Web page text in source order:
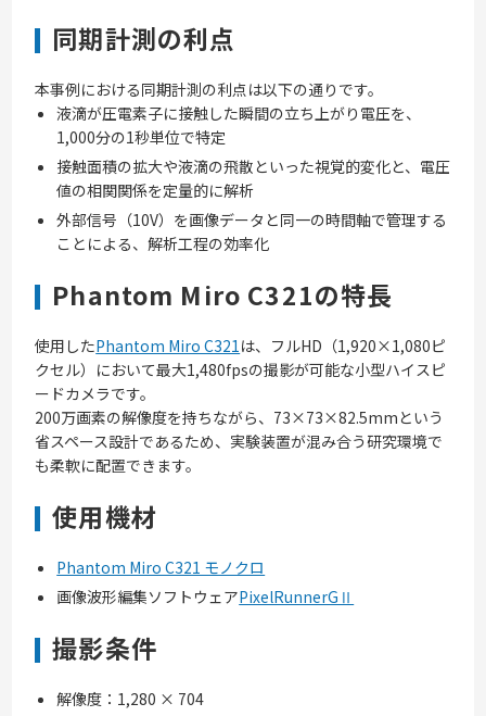
同期計測の利点
本事例における同期計測の利点は以下の通りです。
液滴が圧電素子に接触した瞬間の立ち上がり電圧を、
1,000分の1秒単位で特定
接触面積の拡大や液滴の飛散といった視覚的変化と、電圧
値の相関関係を定量的に解析
外部信号（10V）を画像データと同一の時間軸で管理する
ことによる、解析工程の効率化
Phantom Miro C321の特長
使用したPhantom Miro C321は、フルHD（1,920×1,080ピ
クセル）において最大1,480fpsの撮影が可能な小型ハイスピ
ードカメラです。
200万画素の解像度を持ちながら、73×73×82.5mmという
省スペース設計であるため、実験装置が混み合う研究環境で
も柔軟に配置できます。
使用機材
Phantom Miro C321 モノクロ
画像波形編集ソフトウェアPixelRunnerGⅡ
撮影条件
解像度：1,280 × 704